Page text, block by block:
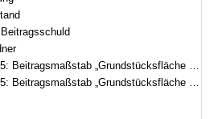
„Grundstücksfläche – tatsächliche Geschossfläche“ (§ 5)
„Grundstücksfläche – zulässige Geschossfläche“ (§ 5)